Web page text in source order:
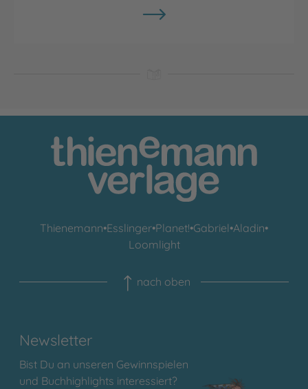
Thienemann•Esslinger•Planet!•Gabriel•Aladin•
Loomlight
nach oben
Newsletter
Bist Du an unseren Gewinnspielen
und Buchhighlights interessiert?